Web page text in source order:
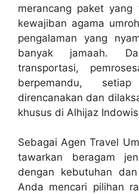
merancang paket yang
kewajiban agama
pengalaman yang
banyak jamaah.
transportasi,
berpemandu,
direncanakan dan
khusus di Alhijaz
Sebagai Agen Travel
tawarkan beragam
dengan kebutuhan
Anda mencari pilihan